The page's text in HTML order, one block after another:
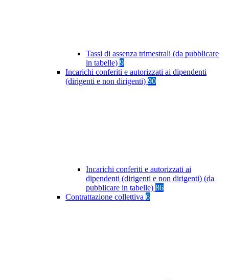
Tassi di assenza trimestrali (da pubblicare
in tabelle) 9
Incarichi conferiti e autorizzati ai dipendenti
(dirigenti e non dirigenti) 90
Incarichi conferiti e autorizzati ai
dipendenti (dirigenti e non dirigenti) (da
pubblicare in tabelle) 86
Contrattazione collettiva 6